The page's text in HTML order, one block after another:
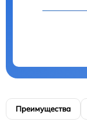
Преимущества